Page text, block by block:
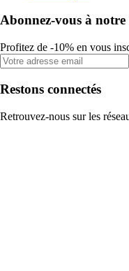
Abonnez-vous à notre
Profitez de -10% en vous
Restons connectés
Retrouvez-nous sur les